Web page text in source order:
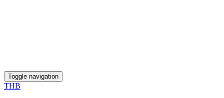
Toggle navigation
THB